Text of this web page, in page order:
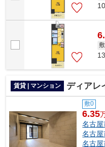
賃貸 | マンション ディアレイシ
敷0
6.35
名古
名古
名古